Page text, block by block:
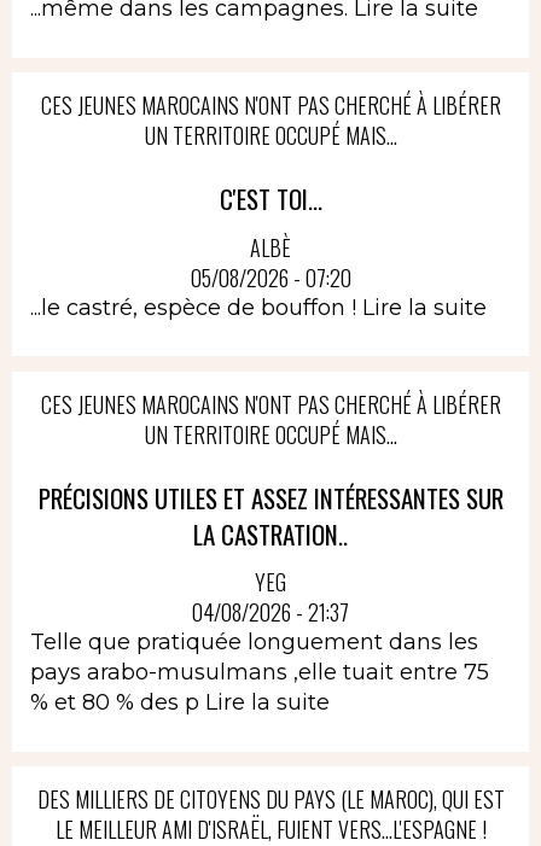
...même dans les campagnes. Lire la suite
CES JEUNES MAROCAINS N'ONT PAS CHERCHÉ À LIBÉRER
UN TERRITOIRE OCCUPÉ MAIS...
C'EST TOI...
ALBÈ
05/08/2026 - 07:20
...le castré, espèce de bouffon ! Lire la suite
CES JEUNES MAROCAINS N'ONT PAS CHERCHÉ À LIBÉRER
UN TERRITOIRE OCCUPÉ MAIS...
PRÉCISIONS UTILES ET ASSEZ INTÉRESSANTES SUR
LA CASTRATION..
YEG
04/08/2026 - 21:37
Telle que pratiquée longuement dans les
pays arabo-musulmans ,elle tuait entre 75
% et 80 % des p Lire la suite
DES MILLIERS DE CITOYENS DU PAYS (LE MAROC), QUI EST
LE MEILLEUR AMI D'ISRAËL, FUIENT VERS...L'ESPAGNE !